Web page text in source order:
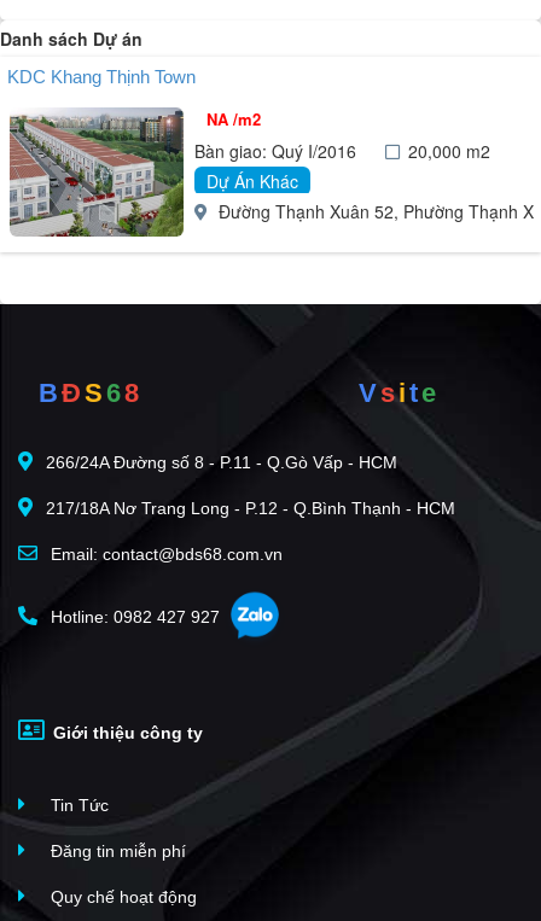
- Phá dỡ
- Sản xuất vật liệu xây dựng từ đất sét
- Chuẩn bị mặt bằng
- Lắp đặt hệ thống điện
- Lắp đặt hệ thống cấp, thoát nước, lò sưởi và điều hoà không khí
- Hoàn thiện công trình xây dựng
- Hoàn thiện sản phẩm dệt
Danh sách Dự án
KDC Khang Thịnh Town
NA /m2
Bàn giao: Quý I/2016
20,000 m2
Dự Án Khác
Đường Thạnh Xuân 52, Phường Thạnh
BĐS68 Vsite
266/24A Đường số 8 - P.11 - Q.Gò Vấp - HCM
217/18A Nơ Trang Long - P.12 - Q.Bình Thạnh - HCM
Email: contact@bds68.com.vn
Hotline: 0982 427 927
Giới thiệu công ty
Tin Tức
Đăng tin miễn phí
Quy chế hoạt động